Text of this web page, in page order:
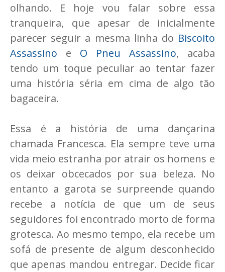
olhando. E hoje vou falar sobre essa
tranqueira, que apesar de inicialmente
parecer seguir a mesma linha do Biscoito
Assassino e O Pneu Assassino, acaba
tendo um toque peculiar ao tentar fazer
uma história séria em cima de algo tão
bagaceira.
Essa é a história de uma dançarina
chamada Francesca. Ela sempre teve uma
vida meio estranha por atrair os homens e
os deixar obcecados por sua beleza. No
entanto a garota se surpreende quando
recebe a notícia de que um de seus
seguidores foi encontrado morto de forma
grotesca. Ao mesmo tempo, ela recebe um
sofá de presente de algum desconhecido
que apenas mandou entregar. Decide ficar